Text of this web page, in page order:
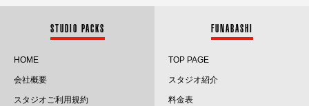
2024.5
STUDIO PACKS
HOME
会社概要
スタジオご利用規約
FUNABASHI
TOP PAGE
スタジオ紹介
料金表